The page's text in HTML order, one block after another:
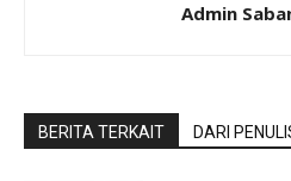
Admin
BERITA TERKAIT DARI